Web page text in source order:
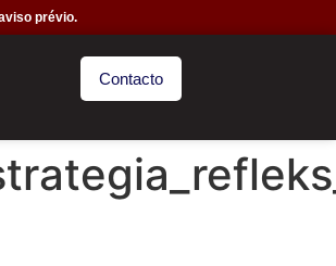
prévio.
Contacto